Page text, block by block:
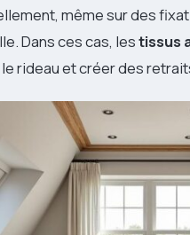
même sur des
Dans ces cas, lestissus
rideau et créer des